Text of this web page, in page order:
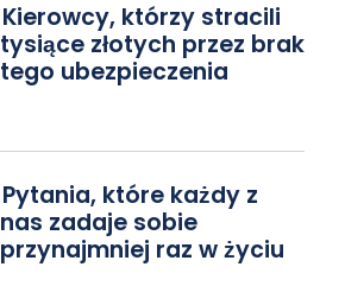
Kierowcy, którzy stracili
tysiące złotych przez brak
tego ubezpieczenia
Pytania, które każdy z
nas zadaje sobie
przynajmniej raz w życiu